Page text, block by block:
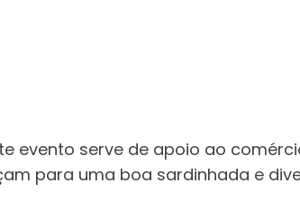
evento serve de apoio ao
para uma boa sardinhada e